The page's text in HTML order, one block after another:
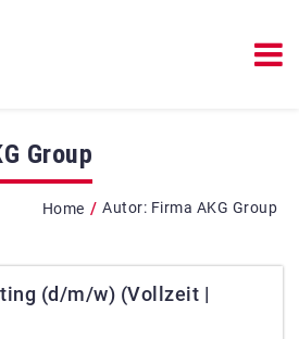
Group
Home / Autor: Firma AKG Group
(d/m/w) (Vollzeit |